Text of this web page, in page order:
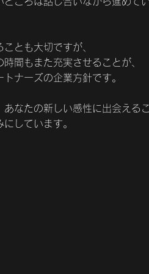
ことも大切ですが、
時間もまた充実させることが、
トナーズの企業方針です。
あなたの新しい感性に出会える
にしています。